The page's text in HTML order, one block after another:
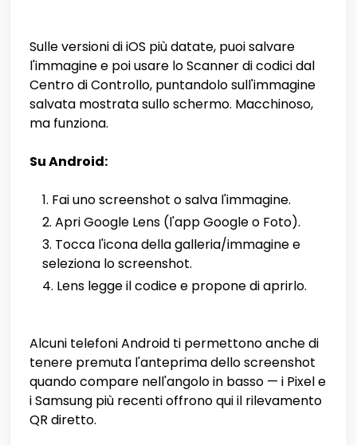
Sulle versioni di iOS più datate, puoi salvare
l'immagine e poi usare lo Scanner di codici dal
Centro di Controllo, puntandolo sull'immagine
salvata mostrata sullo schermo. Macchinoso,
ma funziona.
Su Android:
Fai uno screenshot o salva l'immagine.
Apri Google Lens (l'app Google o Foto).
Tocca l'icona della galleria/immagine e
seleziona lo screenshot.
Lens legge il codice e propone di aprirlo.
Alcuni telefoni Android ti permettono anche di
tenere premuta l'anteprima dello screenshot
quando compare nell'angolo in basso — i Pixel e
i Samsung più recenti offrono qui il rilevamento
QR diretto.